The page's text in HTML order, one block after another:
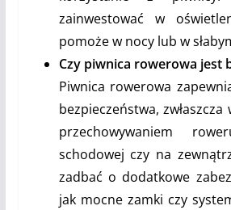
zainwestować w
pomoże w nocy lub w
Czy piwnica rowerowa jest
Piwnica rowerowa
bezpieczeństwa,
przechowywaniem
schodowej czy na
zadbać o dodatkowe
jak mocne zamki czy